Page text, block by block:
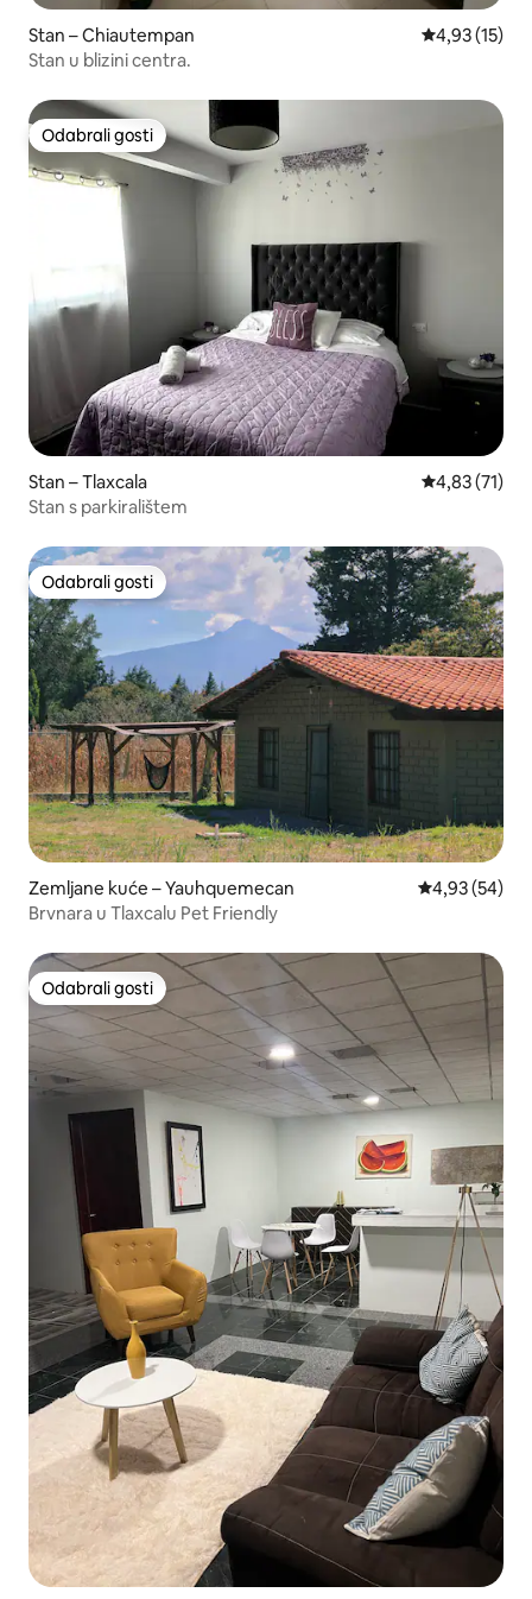
Stan – Chiautempan Prosječna
4,93 (15)
Stan u blizini centra.
Odabrali gosti
Odabrali gosti
Stan – Tlaxcala Prosječna
4,83 (71)
Stan s parkiralištem
Odabrali gosti
Odabrali gosti
Zemljane kuće – Yauhquemecan Prosječna
4,93 (54)
Brvnara u Tlaxcalu Pet Friendly
Odabrali gosti
Odabrali gosti